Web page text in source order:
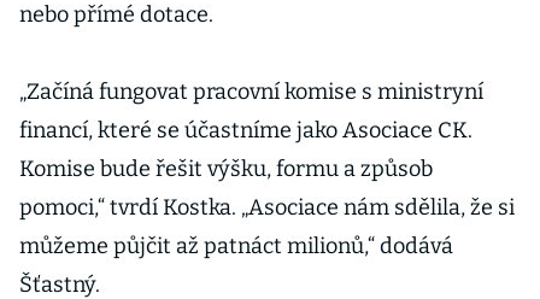
nebo přímé dotace.
„Začíná fungovat pracovní komise s ministryní
financí, které se účastníme jako Asociace CK.
Komise bude řešit výšku, formu a způsob
pomoci,“ tvrdí Kostka. „Asociace nám sdělila, že si
můžeme půjčit až patnáct milionů,“ dodává
Šťastný.